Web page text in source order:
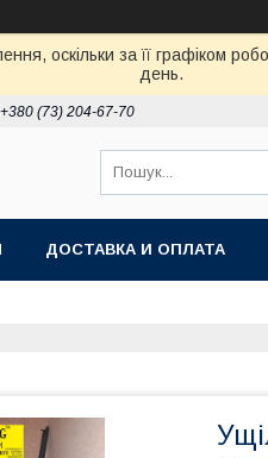
оскільки за її графіком
день.
+380 (73) 204-67-70
ДОСТАВКА И ОПЛАТА